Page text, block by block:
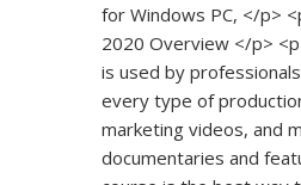
for Windows PC, </p>
2020 Overview </p>
is used by
every type of
marketing videos, and
documentaries and